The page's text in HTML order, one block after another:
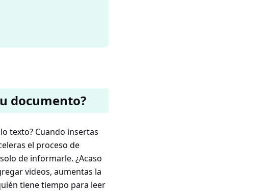
documento?
texto? Cuando insertas
el proceso de
de informarle. ¿Acaso
videos, aumentas la
tiene tiempo para leer